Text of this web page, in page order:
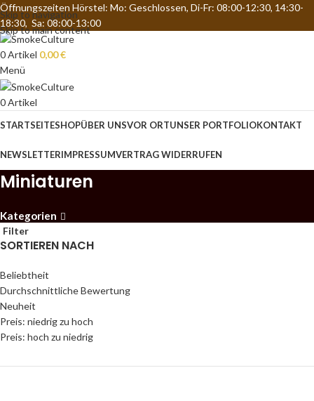
Skip to navigation
Skip to main content
Öffnungszeiten Hörstel: Mo: Geschlossen, Di-Fr: 08:00-12:30, 14:30-
18:30, Sa: 08:00-13:00
0Artikel 0,00€
Menü
0Artikel
STARTSEITESHOPÜBER UNSVOR ORTUNSER PORTFOLIOKONTAKT
NEWSLETTERIMPRESSUMVERTRAG WIDERRUFEN
Miniaturen
Kategorien
Filter
SORTIEREN NACH
Beliebtheit
Durchschnittliche Bewertung
Neuheit
Preis: niedrig zu hoch
Preis: hoch zu niedrig